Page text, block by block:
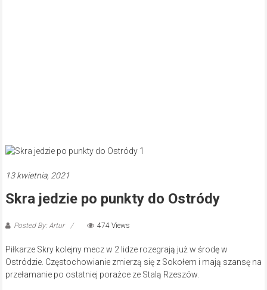
13 kwietnia, 2021
Skra jedzie po punkty do Ostródy
Posted By: Artur 474 Views
Piłkarze Skry kolejny mecz w 2 lidze rozegrają już w środę w
Ostródzie. Częstochowianie zmierzą się z Sokołem i mają szansę na
przełamanie po ostatniej porażce ze Stalą Rzeszów.